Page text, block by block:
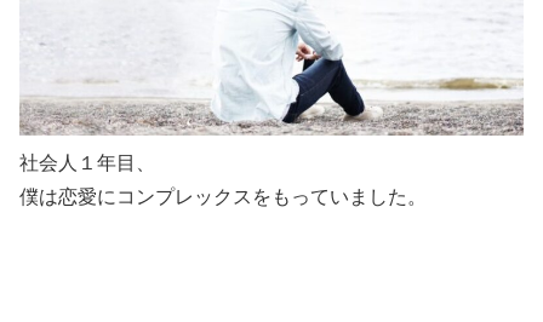
社会人１年目、
僕は恋愛にコンプレックスをもっていました。